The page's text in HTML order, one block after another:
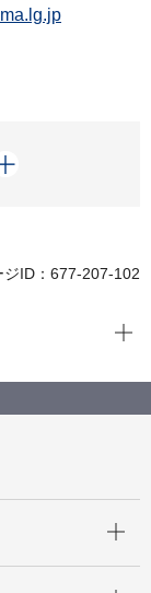
ジID：677-207-102
ス2023」開催
現在